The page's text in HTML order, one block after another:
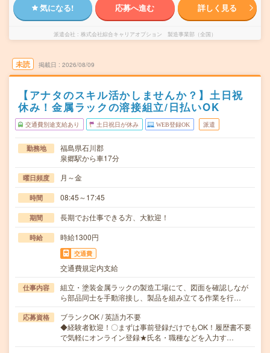
気になる! 応募へ進む 詳しく見る
派遣会社 株式会社綜合キャリアオプション 製造事業部（全国）
未読 掲載日 2026/08/09
【アナタのスキル活かしませんか？】土日祝
休み！金属ラックの溶接組立/日払いOK
交通費別途支給あり 土日祝日が休み WEB登録OK 派遣
勤務地
福島県石川郡
泉郷駅から車17分
曜日頻度 月～金
時間 08:45～17:45
期間 長期でお仕事できる方、大歓迎！
時給 時給1300円
交通費
交通費規定内支給
仕事内容
組立・塗装金属ラックの製造工場にて、図面を確認しなが
ら部品同士を手動溶接し、製品を組み立てる作業を行…
応募資格
ブランクOK / 英語力不要
◆経験者歓迎！〇まずは事前登録だけでもOK！履歴書不要
で気軽にオンライン登録★氏名・職種などを入力す…